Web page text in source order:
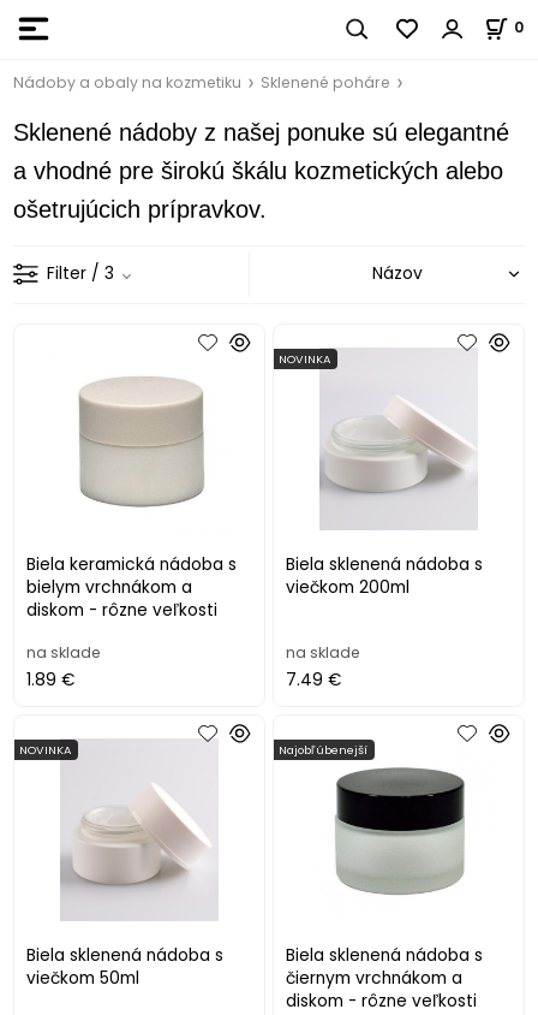
0
Nádoby a obaly na kozmetiku Sklenené poháre
Sklenené nádoby z našej ponuke sú elegantné
a vhodné pre širokú škálu kozmetických alebo
ošetrujúcich prípravkov.
Filter / 3
Biela keramická nádoba s
bielym vrchnákom a
diskom - rôzne veľkosti
na sklade
1.89 €
Biela sklenená nádoba s
viečkom 200ml
NOVINKA
na sklade
7.49 €
Biela sklenená nádoba s
viečkom 50ml
NOVINKA
Biela sklenená nádoba s
čiernym vrchnákom a
diskom - rôzne veľkosti
Najobľúbenejší